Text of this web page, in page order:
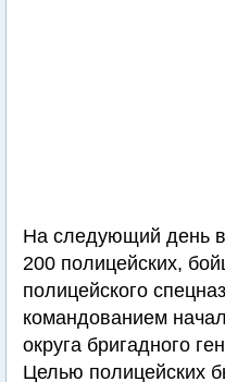
На следующий день
200 полицейских,
полицейского
командованием
округа бригадного
Целью полицейских